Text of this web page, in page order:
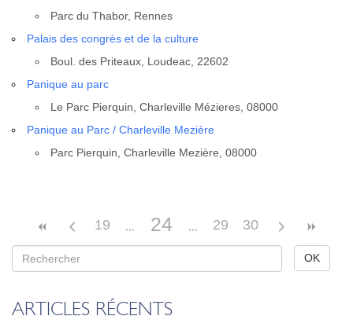
Parc du Tha­bor, Rennes
Palais des congrès et de la culture
Boul. des Pri­teaux, Lou­deac, 22602
Panique au parc
Le Parc Pier­quin, Char­le­ville Mézieres, 08000
Panique au Parc / Char­le­ville Mezière
Parc Pier­quin, Char­le­ville Mezière, 08000
19 24 29 30
ARTICLES RÉCENTS